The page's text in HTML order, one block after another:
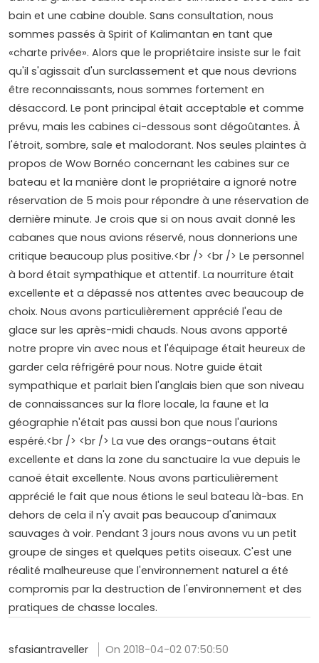
bain et une cabine double. Sans consultation, nous
sommes passés à Spirit of Kalimantan en tant que
«charte privée». Alors que le propriétaire insiste sur le fait
qu'il s'agissait d'un surclassement et que nous devrions
être reconnaissants, nous sommes fortement en
désaccord. Le pont principal était acceptable et comme
prévu, mais les cabines ci-dessous sont dégoûtantes. À
l'étroit, sombre, sale et malodorant. Nos seules plaintes à
propos de Wow Bornéo concernant les cabines sur ce
bateau et la manière dont le propriétaire a ignoré notre
réservation de 5 mois pour répondre à une réservation de
dernière minute. Je crois que si on nous avait donné les
cabanes que nous avions réservé, nous donnerions une
critique beaucoup plus positive.<br /> <br /> Le personnel
à bord était sympathique et attentif. La nourriture était
excellente et a dépassé nos attentes avec beaucoup de
choix. Nous avons particulièrement apprécié l'eau de
glace sur les après-midi chauds. Nous avons apporté
notre propre vin avec nous et l'équipage était heureux de
garder cela réfrigéré pour nous. Notre guide était
sympathique et parlait bien l'anglais bien que son niveau
de connaissances sur la flore locale, la faune et la
géographie n'était pas aussi bon que nous l'aurions
espéré.<br /> <br /> La vue des orangs-outans était
excellente et dans la zone du sanctuaire la vue depuis le
canoë était excellente. Nous avons particulièrement
apprécié le fait que nous étions le seul bateau là-bas. En
dehors de cela il n'y avait pas beaucoup d'animaux
sauvages à voir. Pendant 3 jours nous avons vu un petit
groupe de singes et quelques petits oiseaux. C'est une
réalité malheureuse que l'environnement naturel a été
compromis par la destruction de l'environnement et des
pratiques de chasse locales.
sfasiantraveller
On 2018-04-02 07:50:50